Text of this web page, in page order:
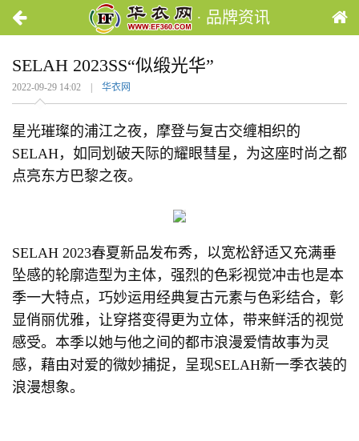
· 品牌资讯
SELAH 2023SS“似缎光华”
2022-09-29 14:02 | 华衣网
星光璀璨的浦江之夜，摩登与复古交缠相织的
SELAH，如同划破天际的耀眼彗星，为这座时尚之都
点亮东方巴黎之夜。
SELAH 2023春夏新品发布秀，以宽松舒适又充满垂
坠感的轮廓造型为主体，强烈的色彩视觉冲击也是本
季一大特点，巧妙运用经典复古元素与色彩结合，彰
显俏丽优雅，让穿搭变得更为立体，带来鲜活的视觉
感受。本季以她与他之间的都市浪漫爱情故事为灵
感，藉由对爱的微妙捕捉，呈现SELAH新一季衣装的
浪漫想象。